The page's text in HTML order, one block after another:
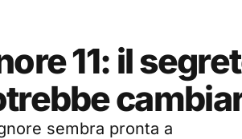
11: il
sembra pronta a